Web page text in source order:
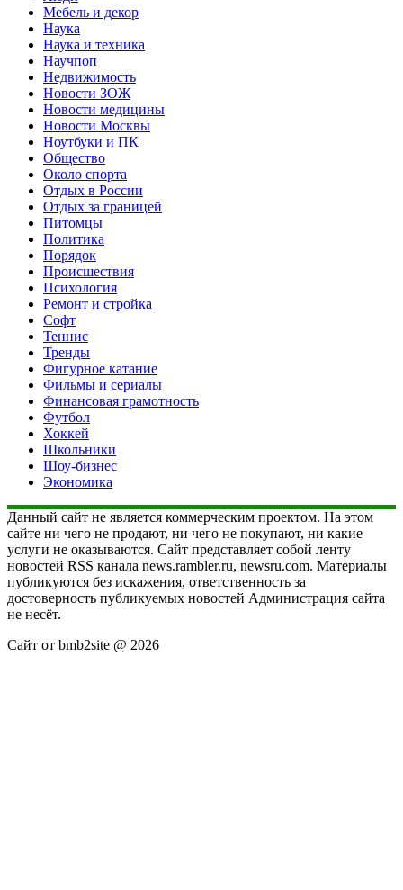
Мебель и декор
Наука
Наука и техника
Научпоп
Недвижимость
Новости ЗОЖ
Новости медицины
Новости Москвы
Ноутбуки и ПК
Общество
Около спорта
Отдых в России
Отдых за границей
Питомцы
Политика
Порядок
Происшествия
Психология
Ремонт и стройка
Софт
Теннис
Тренды
Фигурное катание
Фильмы и сериалы
Финансовая грамотность
Футбол
Хоккей
Школьники
Шоу-бизнес
Экономика
Данный сайт не является коммерческим проектом. На этом
сайте ни чего не продают, ни чего не покупают, ни какие
услуги не оказываются. Сайт представляет собой ленту
новостей RSS канала news.rambler.ru, newsru.com. Материалы
публикуются без искажения, ответственность за
достоверность публикуемых новостей Администрация сайта
не несёт.
Сайт от bmb2site @ 2026